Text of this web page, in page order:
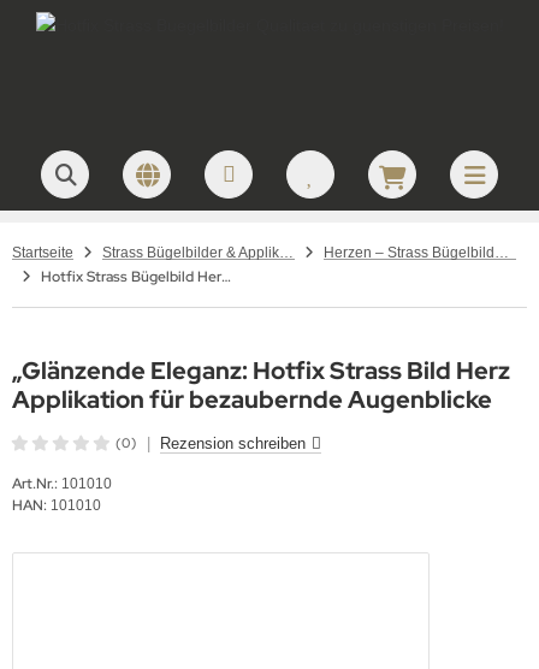
Startseite Strass Bügelbilder & Applikationen zum Aufbügeln Herzen – Strass Bügelbilder und Motive
Hotfix Strass Bügelbild Herz 101010
„Glänzende Eleganz: Hotfix Strass Bild Herz
Applikation für bezaubernde Augenblicke
(0) Rezension schreiben
Art.Nr.: 101010
HAN: 101010